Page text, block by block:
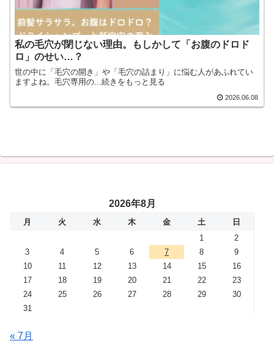
私の毛穴が閉じない理由。もしかして「お腹のドロド
ロ」のせい…？
世の中に「毛穴の開き」や「毛穴の詰まり」に悩む人があふれてい
ますよね。毛穴専用の...続きをもっと見る
2026.06.08
2026年8月
月 火 水 木 金 土
日
1
2
3
4 5 6 7 8
9
10
11 12 13 14 15
16
17
18 19 20 21 22
23
24
25 26 27 28 29
30
31
« 7月